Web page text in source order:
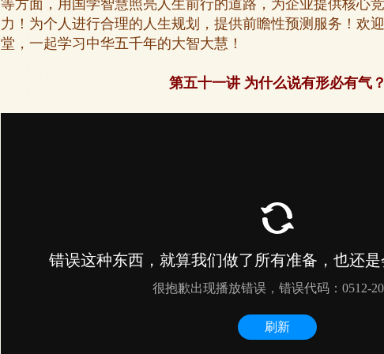
等方面，用国学智慧照亮人生前行的道路，为企业提供核心
力！为个人进行合理的人生规划，提供前瞻性预测服务！欢
堂，一起学习中华五千年的大智大慧！
第五十一讲 为什么说有形必有气？